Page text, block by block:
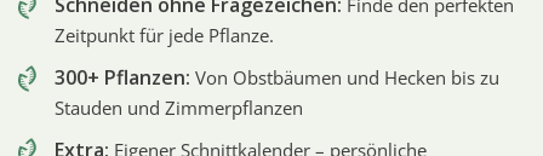
Zeitpunkt für jede Pflanze.
300+ Pflanzen: Von Obstbäumen und Hecken bis zu
Stauden und Zimmerpflanzen
Extra: Eigener Schnittkalender – persönliche